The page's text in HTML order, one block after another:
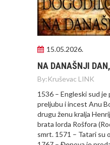
15.05.2026.
NA DANAŠNJI
By:Kruševac LINK
1536 – Engleski sud je
preljubu i incest Anu
drugu ženu kralja
brata lorda Rošfora
smrt. 1571 – Tatari su